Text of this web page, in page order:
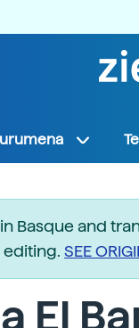
Basque and
SEE
El